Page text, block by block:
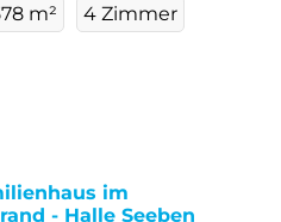
m² 4 Zimmer
im
- Halle Seeben